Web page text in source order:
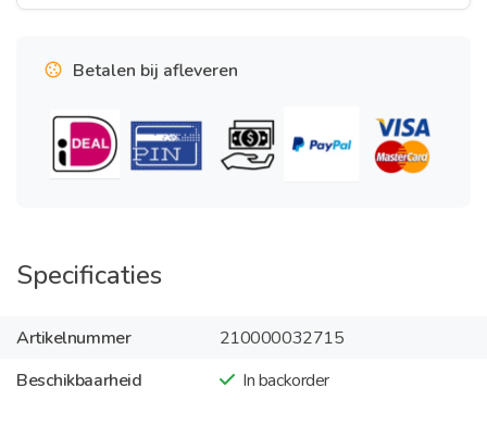
Betalen bij afleveren
Specificaties
Artikelnummer
210000032715
Beschikbaarheid
In backorder